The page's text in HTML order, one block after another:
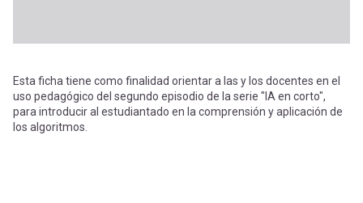
Esta ficha tiene como finalidad orientar a las y los docentes en el
uso pedagógico del segundo episodio de la serie "IA en corto",
para introducir al estudiantado en la comprensión y aplicación de
los algoritmos.